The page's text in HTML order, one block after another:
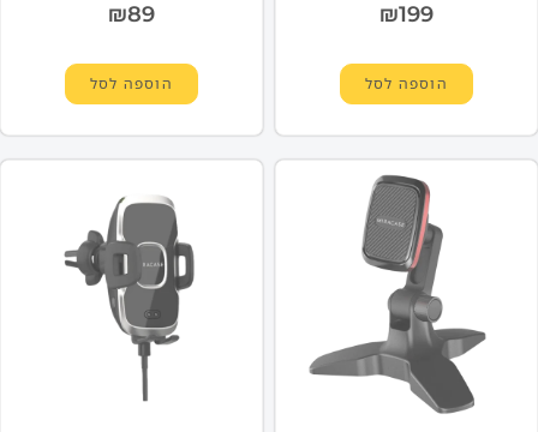
₪199
הוספה לסל
₪89
הוספה לסל